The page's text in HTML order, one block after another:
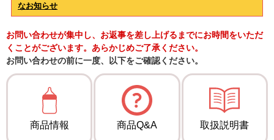
なお知らせ
お問い合わせが集中し、お返事を差し上げるまでにお時間をいただ
くことがございます。あらかじめご了承ください。
お問い合わせの前に一度、以下をご確認ください。
商品情報 商品Q&A 取扱説明書